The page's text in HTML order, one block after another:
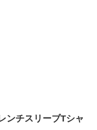
ンチスリーブTシャ